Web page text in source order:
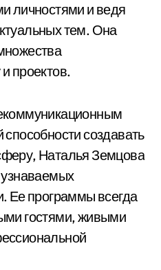
личностями и ведя
тем. Она
проектов.
создавать
Наталья Земцова
Ее программы всегда
гостями, живыми